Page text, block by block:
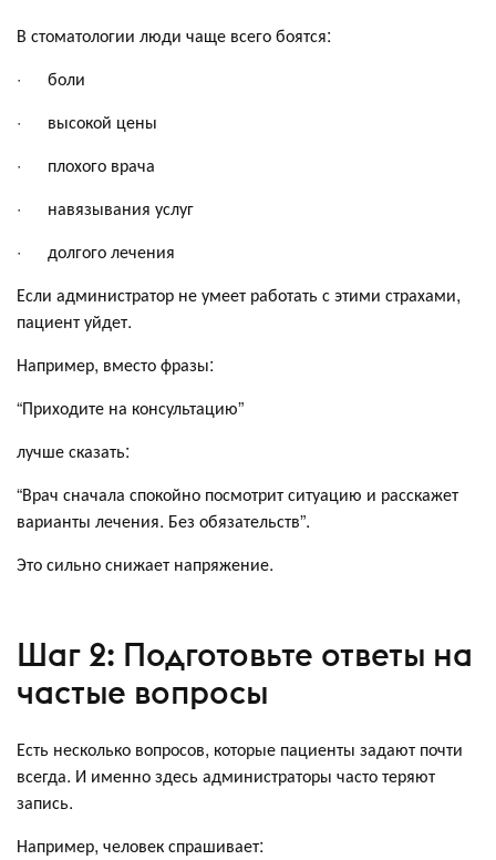
В стоматологии люди чаще всего боятся:
· боли
· высокой цены
· плохого врача
· навязывания услуг
· долгого лечения
Если администратор не умеет работать с этими страхами,
пациент уйдет.
Например, вместо фразы:
“Приходите на консультацию”
лучше сказать:
“Врач сначала спокойно посмотрит ситуацию и расскажет
варианты лечения. Без обязательств”.
Это сильно снижает напряжение.
Шаг 2: Подготовьте ответы на
частые вопросы
Есть несколько вопросов, которые пациенты задают почти
всегда. И именно здесь администраторы часто теряют
запись.
Например, человек спрашивает: